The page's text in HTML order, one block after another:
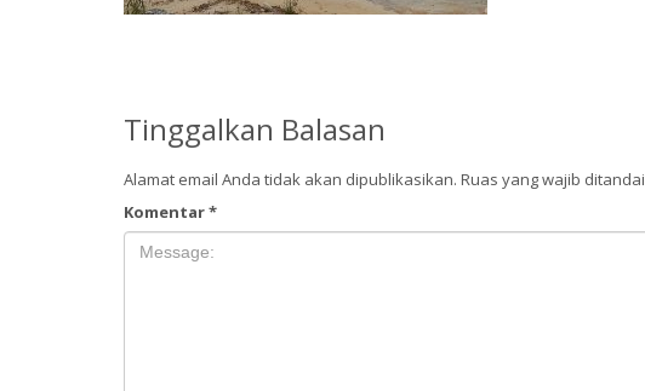
Tinggalkan Balasan
Alamat email Anda tidak akan dipublikasikan. Ruas yang wajib ditandai
Komentar*